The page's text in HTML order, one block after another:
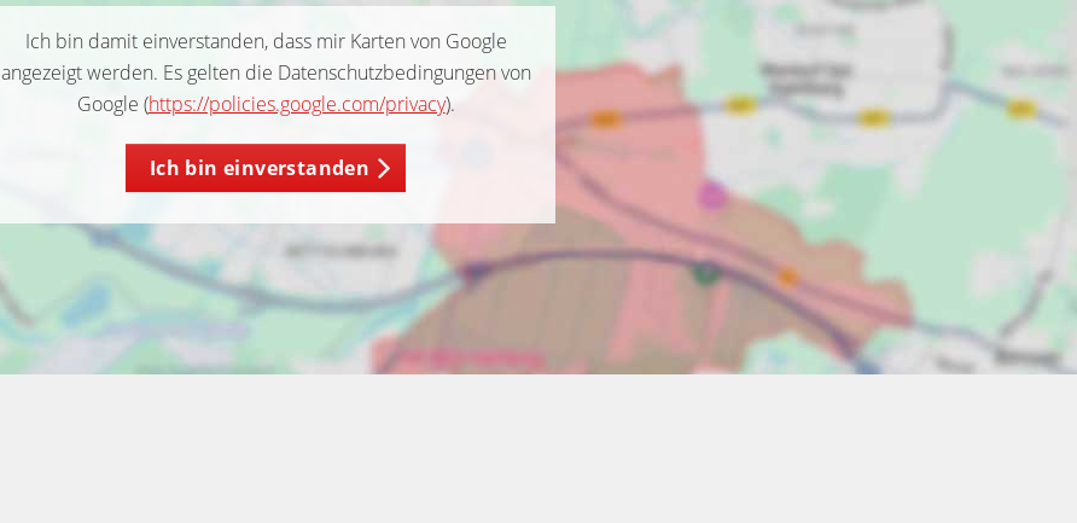
Ich bin damit einverstanden, dass mir Karten von Google
angezeigt werden. Es gelten die Datenschutzbedingungen von
Google (https://policies.google.com/privacy).
Ich bin einverstanden